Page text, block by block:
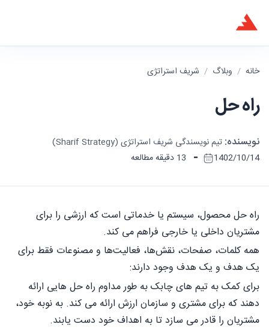
خانه / وبلاگ / شریف استراتژی
راه حل
نویسنده: تیم نویسندگی شریف استراتژی (Sharif Strategy)
1402/10/14
- 13 دقیقه مطالعه
راه حل محصول، سیستم یا خدماتی است که ارزشی را برای
مشتریان داخلی یا خارجی فراهم می کند.
همه کلمات، صفحات، نقش‌ها، فعالیت‌ها و مصنوعات فقط برای
یک هدف و یک هدف وجود دارند:
برای کمک به تیم های چابک به طور مداوم راه حل هایی ارائه
دهند که برای مشتری و سازمان ارزش ارائه می کند. به نوبه خود،
مشتریان را قادر می سازد تا به اهداف خود دست یابند.